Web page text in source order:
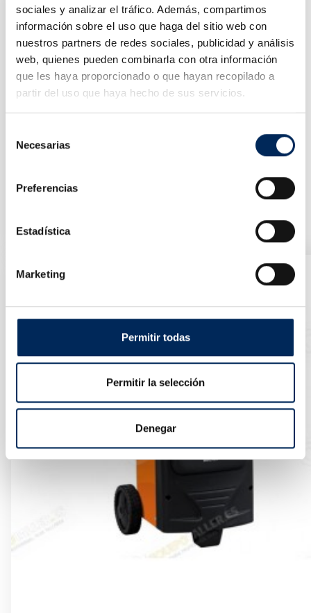
sociales y analizar el tráfico. Además, compartimos
información sobre el uso que haga del sitio web con
nuestros partners de redes sociales, publicidad y análisis
web, quienes pueden combinarla con otra información
que les haya proporcionado o que hayan recopilado a
partir del uso que haya hecho de sus servicios.
Necesarias
Preferencias
Estadística
Marketing
Permitir todas
Permitir la selección
Denegar
429,92 €Prix